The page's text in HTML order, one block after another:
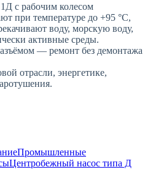
с рабочим колесом
при температуре до +95 °C,
воду, морскую воду,
активные среды.
— ремонт без демонтажа
отрасли, энергетике,
Промышленные
Центробежный насос типа Д